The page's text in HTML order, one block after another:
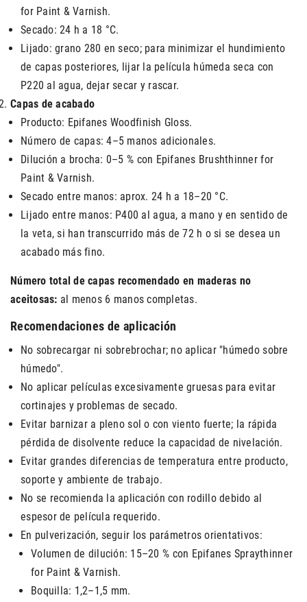
for Paint & Varnish.
Secado: 24 h a 18 °C.
Lijado: grano 280 en seco; para minimizar el hundimiento
de capas posteriores, lijar la película húmeda seca con
P220 al agua, dejar secar y rascar.
Capas de acabado
Producto: Epifanes Woodfinish Gloss.
Número de capas: 4–5 manos adicionales.
Dilución a brocha: 0–5 % con Epifanes Brushthinner for
Paint & Varnish.
Secado entre manos: aprox. 24 h a 18–20 °C.
Lijado entre manos: P400 al agua, a mano y en sentido de
la veta, si han transcurrido más de 72 h o si se desea un
acabado más fino.
Número total de capas recomendado en maderas no
aceitosas: al menos 6 manos completas.
Recomendaciones de aplicación
No sobrecargar ni sobrebrochar; no aplicar "húmedo sobre
húmedo".
No aplicar películas excesivamente gruesas para evitar
cortinajes y problemas de secado.
Evitar barnizar a pleno sol o con viento fuerte; la rápida
pérdida de disolvente reduce la capacidad de nivelación.
Evitar grandes diferencias de temperatura entre producto,
soporte y ambiente de trabajo.
No se recomienda la aplicación con rodillo debido al
espesor de película requerido.
En pulverización, seguir los parámetros orientativos:
Volumen de dilución: 15–20 % con Epifanes Spraythinner
for Paint & Varnish.
Boquilla: 1,2–1,5 mm.